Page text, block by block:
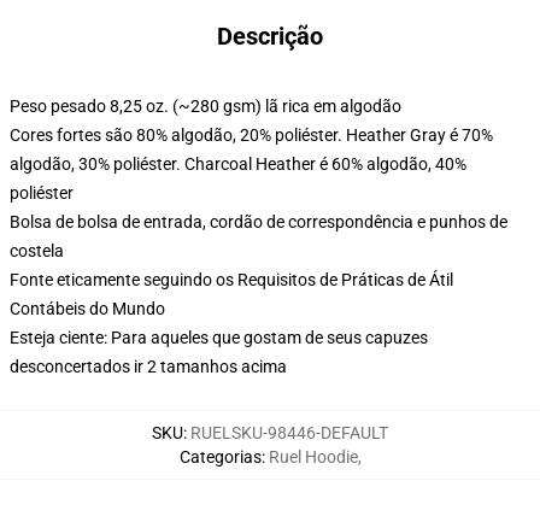
Descrição
Peso pesado 8,25 oz. (~280 gsm) lã rica em algodão
Cores fortes são 80% algodão, 20% poliéster. Heather Gray é 70%
algodão, 30% poliéster. Charcoal Heather é 60% algodão, 40%
poliéster
Bolsa de bolsa de entrada, cordão de correspondência e punhos de
costela
Fonte eticamente seguindo os Requisitos de Práticas de Átil
Contábeis do Mundo
Esteja ciente: Para aqueles que gostam de seus capuzes
desconcertados ir 2 tamanhos acima
SKU: RUELSKU-98446-DEFAULT
Categorias: Ruel Hoodie,